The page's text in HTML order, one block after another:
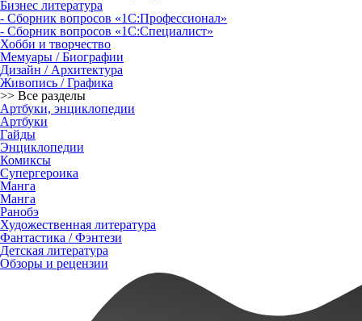
Бизнес литература
- Сборник вопросов «1С:Профессионал»
- Сборник вопросов «1С:Специалист»
Хобби и творчество
Мемуары / Биографии
Дизайн / Архитектура
Живопись / Графика
>> Все разделы
Артбуки, энциклопедии
Артбуки
Гайды
Энциклопедии
Комиксы
Супергероика
Манга
Манга
Ранобэ
Художественная литература
Фантастика / Фэнтези
Детская литература
Обзоры и рецензии